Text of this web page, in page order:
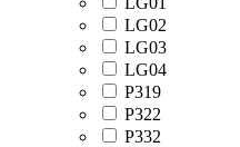
LG02
LG03
LG04
P319
P322
P332